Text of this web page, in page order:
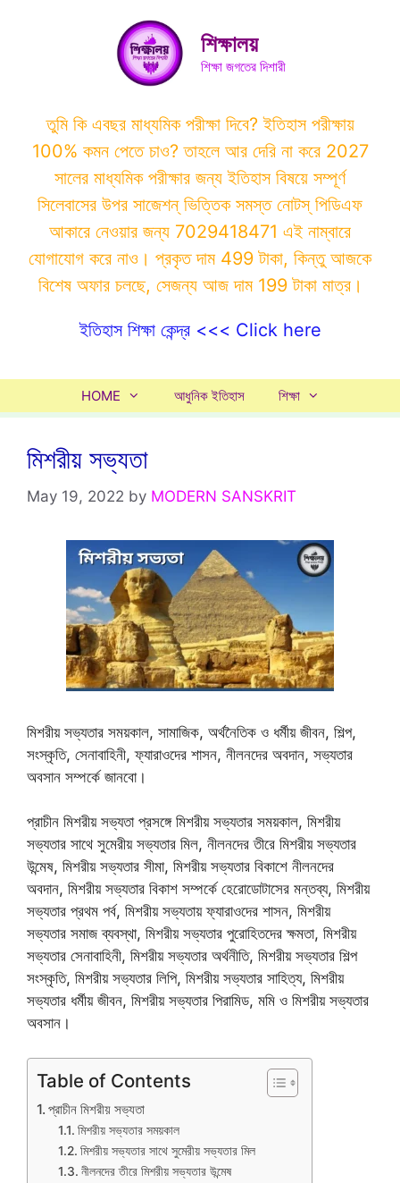
শিক্ষালয়
শিক্ষা জগতের দিশারী
তুমি কি এবছর মাধ্যমিক পরীক্ষা দিবে? ইতিহাস পরীক্ষায়
100% কমন পেতে চাও? তাহলে আর দেরি না করে 2027
সালের মাধ্যমিক পরীক্ষার জন্য ইতিহাস বিষয়ে সম্পূর্ণ
সিলেবাসের উপর সাজেশন্ ভিত্তিক সমস্ত নোটস্ পিডিএফ
আকারে নেওয়ার জন্য 7029418471 এই নাম্বারে
যোগাযোগ করে নাও। প্রকৃত দাম 499 টাকা, কিন্তু আজকে
বিশেষ অফার চলছে, সেজন্য আজ দাম 199 টাকা মাত্র।
ইতিহাস শিক্ষা কেন্দ্র <<< Click here
HOME আধুনিক ইতিহাস শিক্ষা
মিশরীয় সভ্যতা
May 19, 2022 by MODERN SANSKRIT
মিশরীয় সভ্যতার সময়কাল, সামাজিক, অর্থনৈতিক ও ধর্মীয় জীবন, শিল্প,
সংস্কৃতি, সেনাবাহিনী, ফ্যারাওদের শাসন, নীলনদের অবদান, সভ্যতার
অবসান সম্পর্কে জানবো।
প্রাচীন মিশরীয় সভ্যতা প্রসঙ্গে মিশরীয় সভ্যতার সময়কাল, মিশরীয়
সভ্যতার সাথে সুমেরীয় সভ্যতার মিল, নীলনদের তীরে মিশরীয় সভ্যতার
উন্মেষ, মিশরীয় সভ্যতার সীমা, মিশরীয় সভ্যতার বিকাশে নীলনদের
অবদান, মিশরীয় সভ্যতার বিকাশ সম্পর্কে হেরোডোটাসের মন্তব্য, মিশরীয়
সভ্যতার প্রথম পর্ব, মিশরীয় সভ্যতায় ফ্যারাওদের শাসন, মিশরীয়
সভ্যতার সমাজ ব্যবস্থা, মিশরীয় সভ্যতার পুরোহিতদের ক্ষমতা, মিশরীয়
সভ্যতার সেনাবাহিনী, মিশরীয় সভ্যতার অর্থনীতি, মিশরীয় সভ্যতার শিল্প
সংস্কৃতি, মিশরীয় সভ্যতার লিপি, মিশরীয় সভ্যতার সাহিত্য, মিশরীয়
সভ্যতার ধর্মীয় জীবন, মিশরীয় সভ্যতার পিরামিড, মমি ও মিশরীয় সভ্যতার
অবসান।
Table of Contents
প্রাচীন মিশরীয় সভ্যতা
মিশরীয় সভ্যতার সময়কাল
মিশরীয় সভ্যতার সাথে সুমেরীয় সভ্যতার মিল
নীলনদের তীরে মিশরীয় সভ্যতার উন্মেষ